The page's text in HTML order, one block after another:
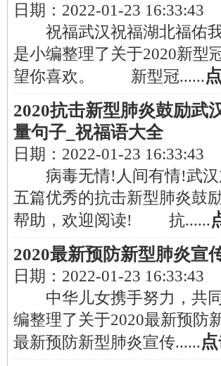
日期： 2022-01-23 16:33:43
祝福武汉祝福湖北福佑我
是小编整理了关于2020新型
望你喜欢。 新型冠......
2020抗击新型肺炎鼓励武
量句子_祝福语大全
日期： 2022-01-23 16:33:43
病毒无情!人间有情!武汉
五篇优秀的抗击新型肺炎鼓
帮助，欢迎阅读! 抗......
2020最新预防新型肺炎宣
日期： 2022-01-23 16:33:43
中华儿女携手努力，共同
编整理了关于2020最新预
最新预防新型肺炎宣传......